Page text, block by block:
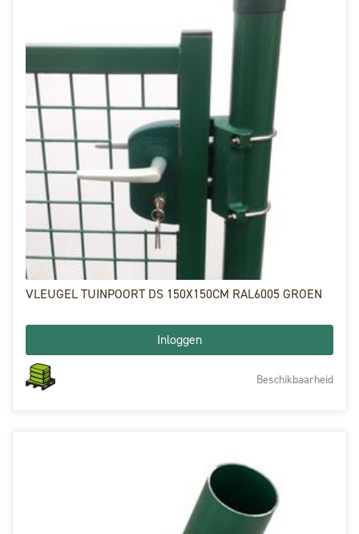
VLEUGEL TUINPOORT DS 150X150CM RAL6005 GROEN
Inloggen
Beschikbaarheid